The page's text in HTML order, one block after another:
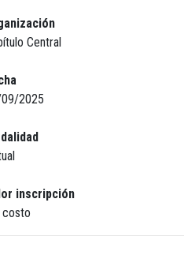
Central
2025
inscripción
costo